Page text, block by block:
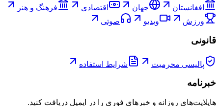
افغانستان جهان اقتصادی
فرهنگ و هنر
ورزش
ویدیو صوتی
قانونی
پالیسی محرمیت شرایط استفاده
خبرنامه
هایلایت‌های روزانه و خبرهای فوری را در ایمیل دریافت کنید.